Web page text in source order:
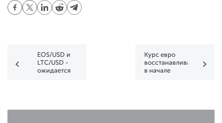
EOS/USD и
LTC/USD -
ожидается
Курс евро
восстанавливается
в начале